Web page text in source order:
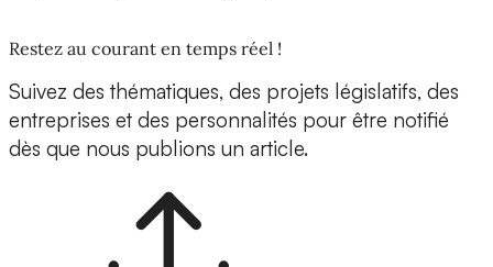
Restez au courant en temps réel !
Suivez des thématiques, des projets législatifs, des
entreprises et des personnalités pour être notifié
dès que nous publions un article.